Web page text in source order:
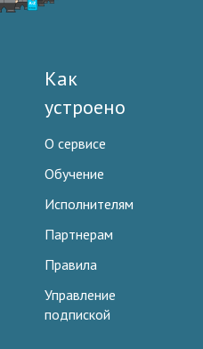
Как
устроено
О сервисе
Обучение
Исполнителям
Партнерам
Правила
Управление
подпиской